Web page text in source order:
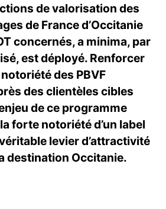
de valorisation des
de France d’Occitanie
concernés, a minima, par
est déployé. Renforcer
des PBVF
des clientèles cibles
de ce programme
forte notoriété d’un label
levier d’attractivité
destination Occitanie.